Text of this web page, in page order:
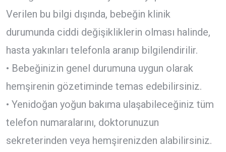
Verilen bu bilgi dışında, bebeğin klinik
durumunda ciddi değişikliklerin olması halinde,
hasta yakınları telefonla aranıp bilgilendirilir.
• Bebeğinizin genel durumuna uygun olarak
hemşirenin gözetiminde temas edebilirsiniz.
• Yenidoğan yoğun bakıma ulaşabileceğiniz tüm
telefon numaralarını, doktorunuzun
sekreterinden veya hemşirenizden alabilirsiniz.